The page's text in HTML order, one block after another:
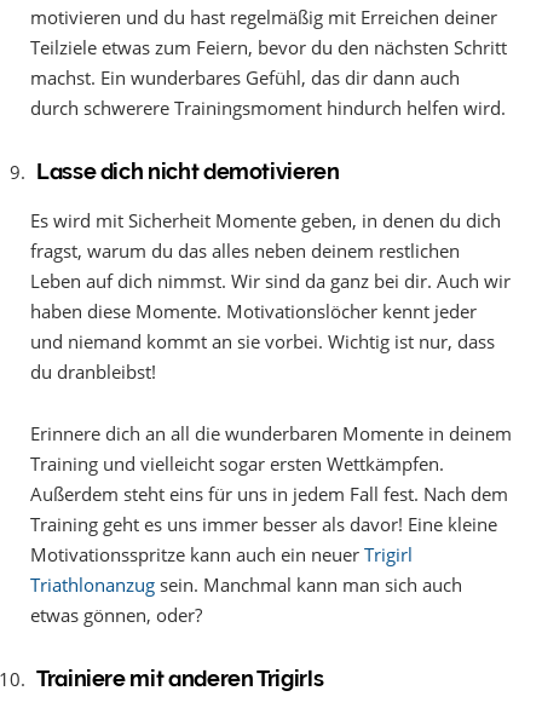
motivieren und du hast regelmäßig mit Erreichen deiner
Teilziele etwas zum Feiern, bevor du den nächsten Schritt
machst. Ein wunderbares Gefühl, das dir dann auch
durch schwerere Trainingsmoment hindurch helfen wird.
Lasse dich nicht demotivieren
Es wird mit Sicherheit Momente geben, in denen du dich
fragst, warum du das alles neben deinem restlichen
Leben auf dich nimmst. Wir sind da ganz bei dir. Auch wir
haben diese Momente. Motivationslöcher kennt jeder
und niemand kommt an sie vorbei. Wichtig ist nur, dass
du dranbleibst!
Erinnere dich an all die wunderbaren Momente in deinem
Training und vielleicht sogar ersten Wettkämpfen.
Außerdem steht eins für uns in jedem Fall fest. Nach dem
Training geht es uns immer besser als davor! Eine kleine
Motivationsspritze kann auch ein neuer Trigirl
Triathlonanzug sein. Manchmal kann man sich auch
etwas gönnen, oder?
Trainiere mit anderen Trigirls